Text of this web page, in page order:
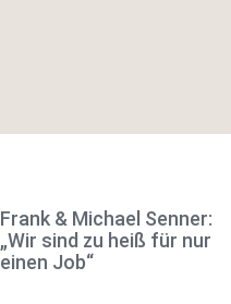
Frank & Michael Senner:
„Wir sind zu heiß für nur
einen Job“